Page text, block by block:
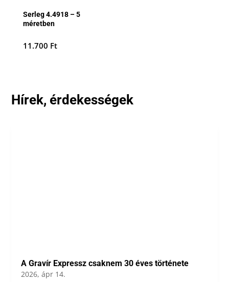
Serleg 4.4918 – 5
méretben
11.700 Ft
Hírek, érdekességek
A Gravír Expressz csaknem 30 éves története
2026, ápr 14.